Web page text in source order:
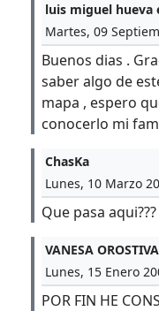
luis miguel hueva
Martes, 09
Buenos dias .
saber algo de
mapa , espero
conocerlo mi
ChasKa
Lunes, 10 Marzo
Que pasa
VANESA
Lunes, 15 Enero
POR FIN HE